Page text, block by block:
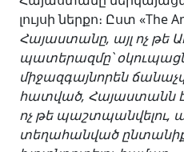
լույսի ներքո։ Ըստ «The
Հայաստանը, այլ ոչ թե
պատերազմը՝
միջազգայնորեն
հատված, Հայաստանն է
ոչ թե պաշտպանվելու,
տեղահանված